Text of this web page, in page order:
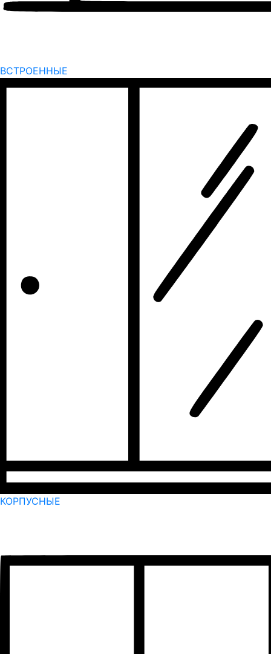
ВСТРОЕННЫЕ
КОРПУСНЫЕ